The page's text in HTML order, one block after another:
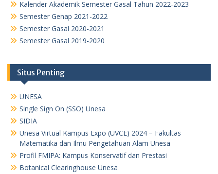
Kalender Akademik Semester Gasal Tahun 2022-2023
Semester Genap 2021-2022
Semester Gasal 2020-2021
Semester Gasal 2019-2020
Situs Penting
UNESA
Single Sign On (SSO) Unesa
SIDIA
Unesa Virtual Kampus Expo (UVCE) 2024 – Fakultas
Matematika dan Ilmu Pengetahuan Alam Unesa
Profil FMIPA: Kampus Konservatif dan Prestasi
Botanical Clearinghouse Unesa